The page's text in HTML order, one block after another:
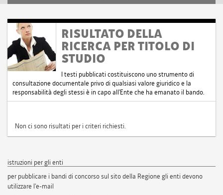
RISULTATO DELLA
RICERCA PER TITOLO DI
STUDIO
I testi pubblicati costituiscono uno strumento di
consultazione documentale privo di qualsiasi valore giuridico e la
responsabilità degli stessi è in capo all'Ente che ha emanato il bando.
Non ci sono risultati per i criteri richiesti.
istruzioni per gli enti
per pubblicare i bandi di concorso sul sito della Regione gli enti devono
utilizzare l'e-mail